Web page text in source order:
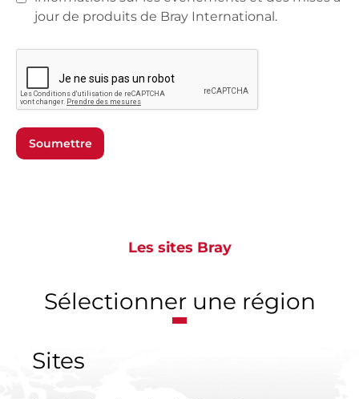
jour de produits de Bray International.
Soumettre
Les sites Bray
Sélectionner une région
Sites